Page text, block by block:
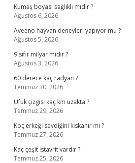
Kumaş boyası sağlıklı mıdır ?
Ağustos 6, 2026
Aveeno hayvan deneyleri yapıyor mu ?
Ağustos 5, 2026
9 sıfır milyar mıdır ?
Ağustos 3, 2026
60 derece kaç radyan ?
Temmuz 30, 2026
Ufuk çizgisi kaç km uzakta ?
Temmuz 29, 2026
Koç erkeği sevdiğini kıskanır mı ?
Temmuz 27, 2026
Kaç çeşit istavrit vardır ?
Temmuz 25, 2026